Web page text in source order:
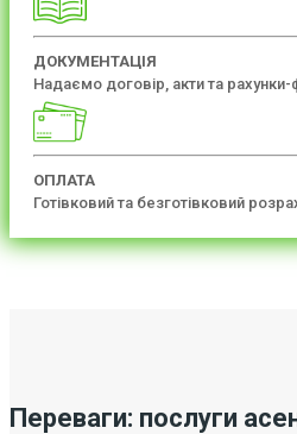
ДОКУМЕНТАЦІЯ
Надаємо договір, акти та рахунки-
ОПЛАТА
Готівковий та безготівковий
Переваги: послуги